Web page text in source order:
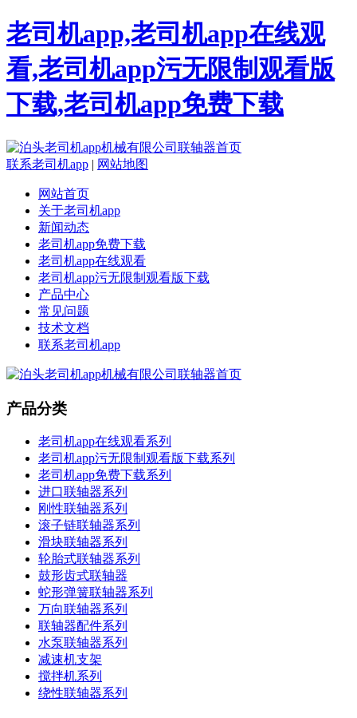
老司机app,老司机app在线观
看,老司机app污无限制观看版
下载,老司机app免费下载
联系老司机app | 网站地图
网站首页
关于老司机app
新闻动态
老司机app免费下载
老司机app在线观看
老司机app污无限制观看版下载
产品中心
常见问题
技术文档
联系老司机app
产品分类
老司机app在线观看系列
老司机app污无限制观看版下载系列
老司机app免费下载系列
进口联轴器系列
刚性联轴器系列
滚子链联轴器系列
滑块联轴器系列
轮胎式联轴器系列
鼓形齿式联轴器
蛇形弹簧联轴器系列
万向联轴器系列
联轴器配件系列
水泵联轴器系列
减速机支架
搅拌机系列
绕性联轴器系列